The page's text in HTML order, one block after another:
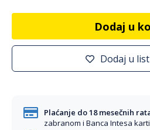
Dodaj u
Dodaj u
Plaćanje do 18 mesečnih
zabranom i Banca Intesa